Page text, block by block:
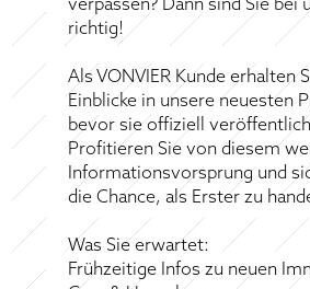
richtig!
Als VONVIER Kunde erhalten
Einblicke in unsere neuesten
bevor sie offiziell
Profitieren Sie von diesem
Informationsvorsprung und
die Chance, als Erster zu
Was Sie erwartet:
Frühzeitige Infos zu neuen